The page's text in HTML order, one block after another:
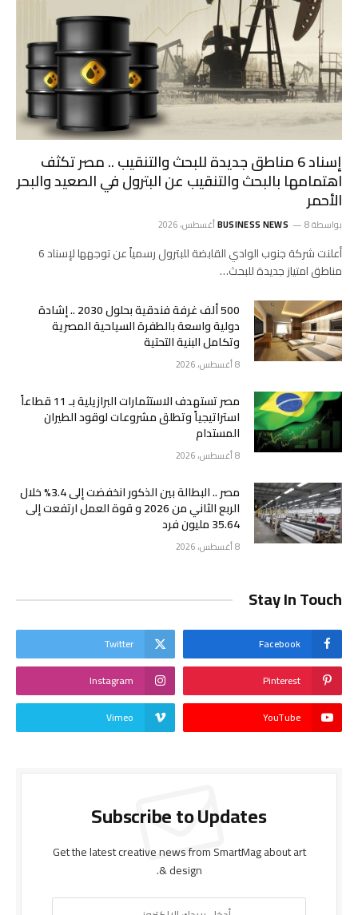
إسناد 6 مناطق جديدة للبحث والتنقيب .. مصر تكثف
اهتمامها بالبحث والتنقيب عن البترول في الصعيد والبحر
الأحمر
بواسطة BUSINESS NEWS 8 أغسطس، 2026
أعلنت شركة جنوب الوادي القابضة للبترول رسمياً عن توجهها لإسناد 6
مناطق امتياز جديدة للبحث…
500 ألف غرفة فندقية بحلول 2030 .. إشادة
دولية واسعة بالطفرة السياحية المصرية
وتكامل البنية التحتية
8 أغسطس، 2026
مصر تستهدف الاستثمارات البرازيلية بـ 11 قطاعاً
استراتيجياً وتطلق مشروعات لوقود الطيران
المستدام
8 أغسطس، 2026
مصر .. البطالة بين الذكور انخفضت إلى 3.4% خلال
الربع الثاني من 2026 و قوة العمل ارتفعت إلى
35.64 مليون فرد
8 أغسطس، 2026
Stay In Touch
Facebook
Twitter
Pinterest
Instagram
YouTube
Vimeo
Subscribe to Updates
Get the latest creative news from SmartMag about art
& design.